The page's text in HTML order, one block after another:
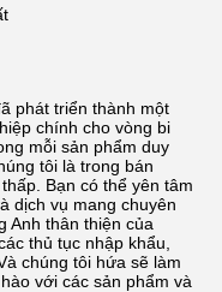
phát triển thành một
chính cho vòng bi
mỗi sản phẩm duy
tôi là trong bán
Bạn có thể yên tâm
dịch vụ mang chuyên
Anh thân thiện của
thủ tục nhập khẩu,
chúng tôi hứa sẽ làm
với các sản phẩm và